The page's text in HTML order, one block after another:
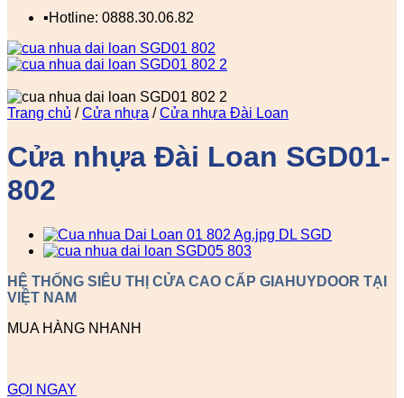
▪️Hotline: 0888.30.06.82
Trang chủ / Cửa nhựa / Cửa nhựa Đài Loan
Cửa nhựa Đài Loan SGD01-
802
HỆ THỐNG SIÊU THỊ CỬA CAO CẤP GIAHUYDOOR TẠI
VIỆT NAM
MUA HÀNG NHANH
GỌI NGAY